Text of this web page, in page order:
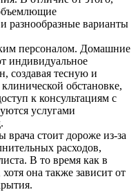
разнообразные варианты
персоналом. Домашние
индивидуальное
создавая тесную и
обстановке,
к консультациям с
услугами
стоит дороже из-за
расходов,
В то время как в
она также зависит от